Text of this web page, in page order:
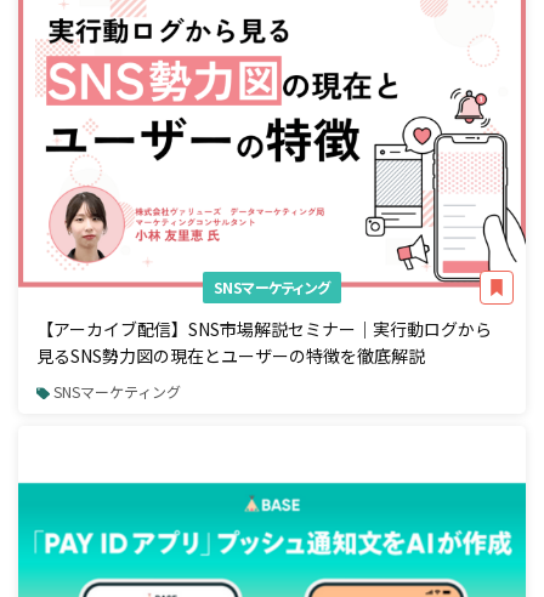
SNSマーケティング
【アーカイブ配信】SNS市場解説セミナー｜実行動ログから
見るSNS勢力図の現在とユーザーの特徴を徹底解説
SNSマーケティング